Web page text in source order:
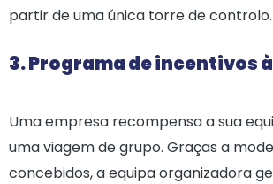
partir de uma única torre de controlo.
3. Programa de incentivos
Uma empresa recompensa a sua
uma viagem de grupo. Graças a
concebidos, a equipa organizadora